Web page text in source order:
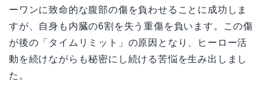
ーワンに致命的な腹部の傷を負わせることに成功しま
すが、自身も内臓の6割を失う重傷を負います。この傷
が後の「タイムリミット」の原因となり、ヒーロー活
動を続けながらも秘密にし続ける苦悩を生み出しまし
た。